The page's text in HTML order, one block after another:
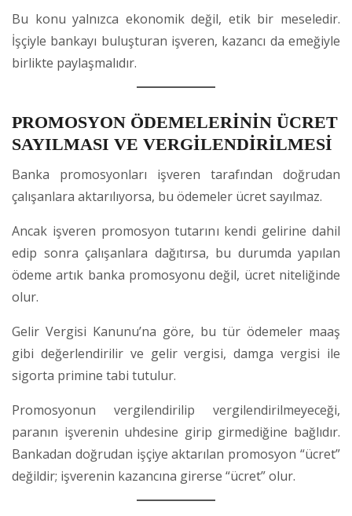
Bu konu yalnızca ekonomik değil, etik bir meseledir.
İşçiyle bankayı buluşturan işveren, kazancı da emeğiyle
birlikte paylaşmalıdır.
PROMOSYON ÖDEMELERİNİN ÜCRET
SAYILMASI VE VERGİLENDİRİLMESİ
Banka promosyonları işveren tarafından doğrudan
çalışanlara aktarılıyorsa, bu ödemeler ücret sayılmaz.
Ancak işveren promosyon tutarını kendi gelirine dahil
edip sonra çalışanlara dağıtırsa, bu durumda yapılan
ödeme artık banka promosyonu değil, ücret niteliğinde
olur.
Gelir Vergisi Kanunu’na göre, bu tür ödemeler maaş
gibi değerlendirilir ve gelir vergisi, damga vergisi ile
sigorta primine tabi tutulur.
Promosyonun vergilendirilip vergilendirilmeyeceği,
paranın işverenin uhdesine girip girmediğine bağlıdır.
Bankadan doğrudan işçiye aktarılan promosyon “ücret”
değildir; işverenin kazancına girerse “ücret” olur.